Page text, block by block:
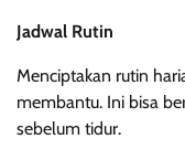
Jadwal Rutin
Menciptakan rutin
membantu. Ini bisa
sebelum tidur.